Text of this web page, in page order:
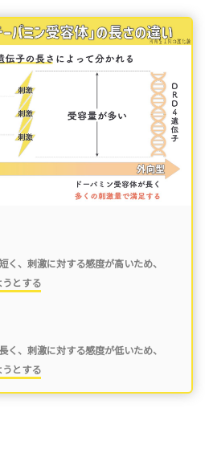
く、刺激に対する感度が高いため、
とする
く、刺激に対する感度が低いため、
とする